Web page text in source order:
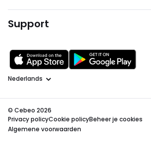
Support
Taal
© Cebeo 2026
Privacy policyCookie policyBeheer je cookies
Algemene voorwaarden